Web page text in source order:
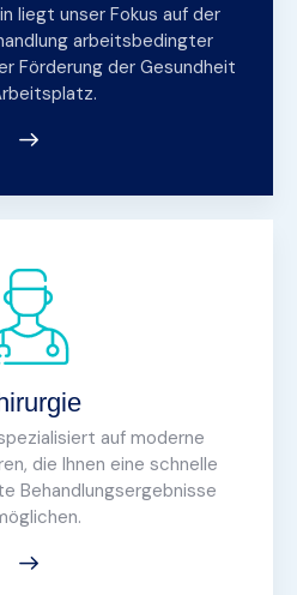
liegt unser Fokus auf der
arbeitsbedingter
Förderung der Gesundheit
auf moderne
die Ihnen eine schnelle
Behandlungsergebnisse